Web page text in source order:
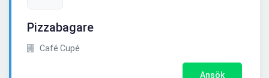
Pizzabagare
Café Cupé
Ansök